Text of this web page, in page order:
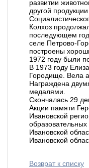
развитии
другой
Колхоз
последующем
селе Петрово-
построены
1972 году были
В 1973 году
Городище. Вела
Награждена
медалями.
Скончалась 29
Акции памяти
Ивановской
Ивановской
Ивановской
Возврат к списку